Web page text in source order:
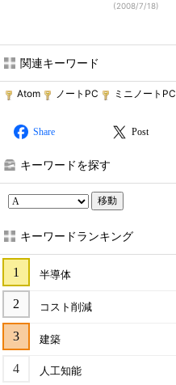
(2008/7/18)
関連キーワード
Atom ノートPC ミニノートPC
Share Post
キーワードを探す
移動
キーワードランキング
半導体
コスト削減
建築
人工知能